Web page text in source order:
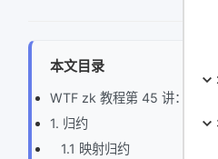
本文目录
WTF zk 教程第 45 讲：NP
1. 归约
1.1 映射归约